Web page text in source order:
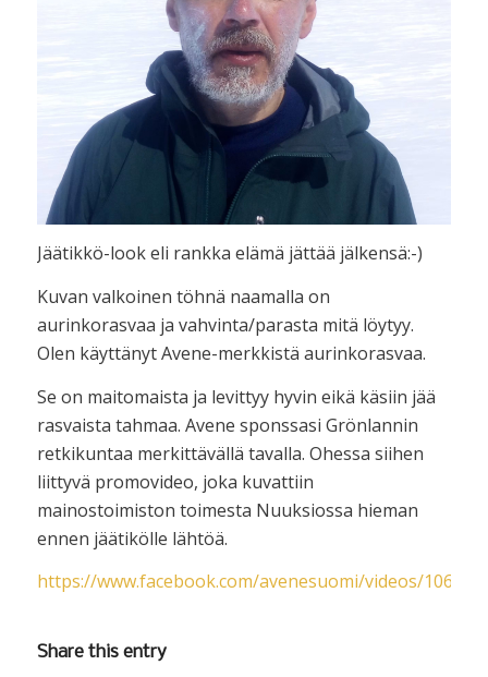
Jäätikkö-look eli rankka elämä jättää jälkensä:-)
Kuvan valkoinen töhnä naamalla on
aurinkorasvaa ja vahvinta/parasta mitä löytyy.
Olen käyttänyt Avene-merkkistä aurinkorasvaa.
Se on maitomaista ja levittyy hyvin eikä käsiin jää
rasvaista tahmaa. Avene sponssasi Grönlannin
retkikuntaa merkittävällä tavalla. Ohessa siihen
liittyvä promovideo, joka kuvattiin
mainostoimiston toimesta Nuuksiossa hieman
ennen jäätikölle lähtöä.
https://www.facebook.com/avenesuomi/videos/
Share this entry